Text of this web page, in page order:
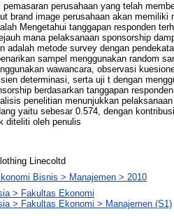
perusahaan yang telah
brand image perusahaan akan
Mengetahui tanggapan responden
mana pelaksanaan sponsorship
adalah metode survey dengan
sampel menggunakan random
wawancara, observasi
determinasi, serta uji t dengan
berdasarkan tanggapan
penelitian menunjukkan
yaitu sebesar 0.574, dengan
diteliti oleh penulis
Linecoltd
Bisnis > Manajemen > 2010
> Fakultas Ekonomi
> Fakultas Ekonomi > Manajemen (S1)